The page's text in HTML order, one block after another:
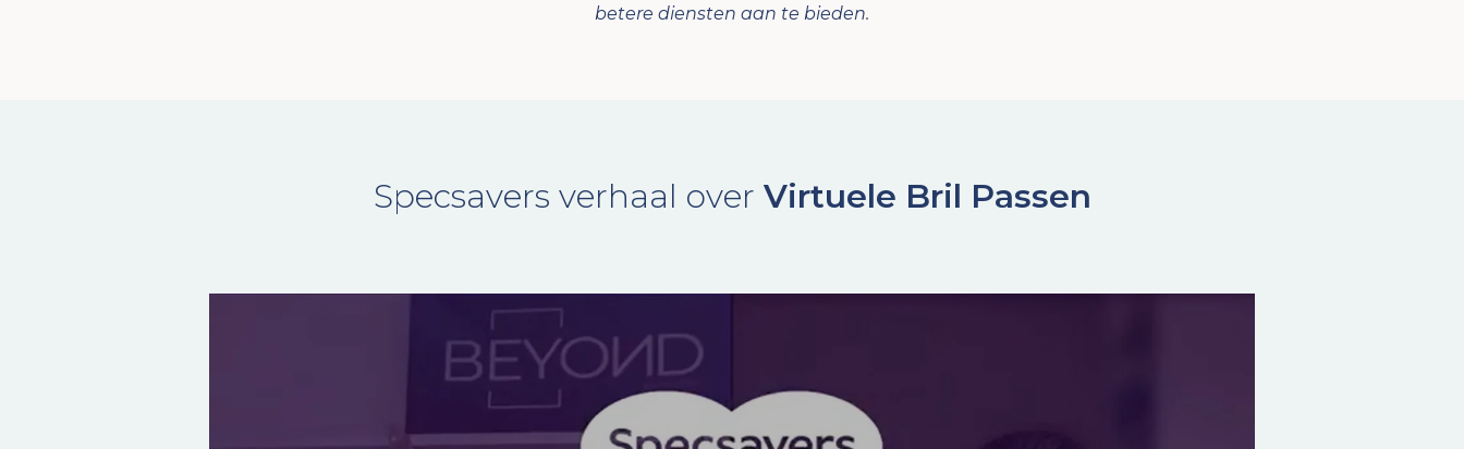
betere diensten aan te bieden.
Specsavers verhaal over Virtuele Bril Passen